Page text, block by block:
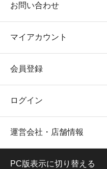
お問い合わせ
マイアカウント
会員登録
ログイン
運営会社・店舗情報
PC版表示に切り替える